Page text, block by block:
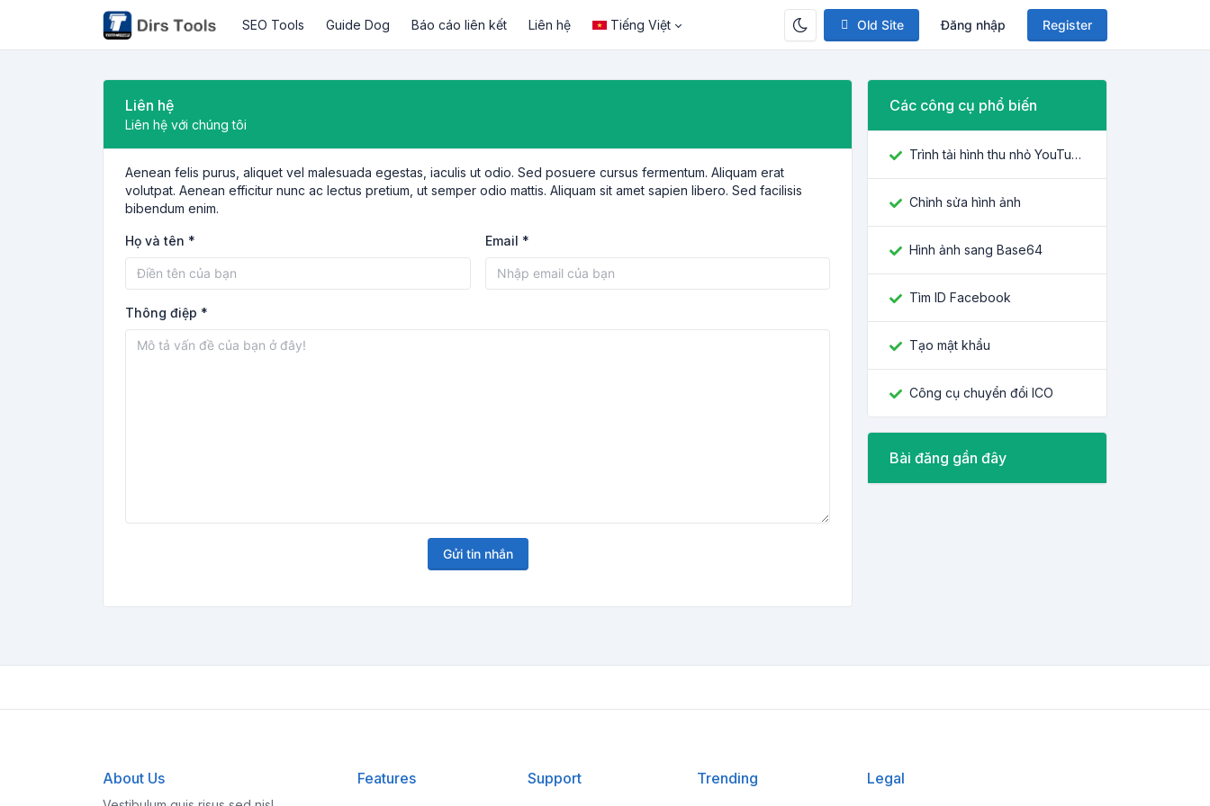
Old Site Đăng nhập Register
SEO Tools Guide Dog Báo cáo liên kết Liên hệ Tiếng Việt
Liên hệ
Liên hệ với chúng tôi
Aenean felis purus, aliquet vel malesuada egestas, iaculis ut odio. Sed posuere cursus fermentum. Aliquam erat
volutpat. Aenean efficitur nunc ac lectus pretium, ut semper odio mattis. Aliquam sit amet sapien libero. Sed facilisis
bibendum enim.
Họ và tên * Email *
Thông điệp *
Gửi tin nhắn
Các công cụ phổ biến
Trình tải hình thu nhỏ YouTube
Chỉnh sửa hình ảnh
Hình ảnh sang Base64
Tìm ID Facebook
Tạo mật khẩu
Công cụ chuyển đổi ICO
Bài đăng gần đây
About Us Features Support Trending Legal